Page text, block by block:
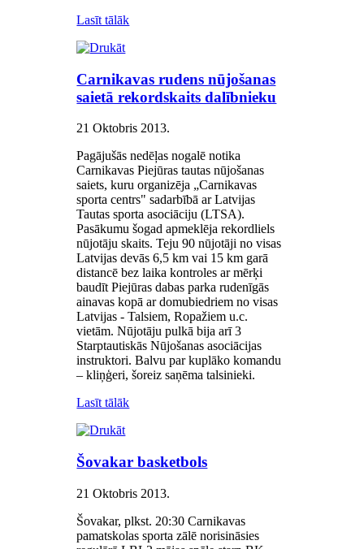
Lasīt tālāk
Carnikavas rudens nūjošanas
saietā rekordskaits dalībnieku
21 Oktobris 2013.
Pagājušās nedēļas nogalē notika
Carnikavas Piejūras tautas nūjošanas
saiets, kuru organizēja „Carnikavas
sporta centrs" sadarbībā ar Latvijas
Tautas sporta asociāciju (LTSA).
Pasākumu šogad apmeklēja rekordliels
nūjotāju skaits. Teju 90 nūjotāji no visas
Latvijas devās 6,5 km vai 15 km garā
distancē bez laika kontroles ar mērķi
baudīt Piejūras dabas parka rudenīgās
ainavas kopā ar domubiedriem no visas
Latvijas - Talsiem, Ropažiem u.c.
vietām. Nūjotāju pulkā bija arī 3
Starptautiskās Nūjošanas asociācijas
instruktori. Balvu par kuplāko komandu
– kliņģeri, šoreiz saņēma talsinieki.
Lasīt tālāk
Šovakar basketbols
21 Oktobris 2013.
Šovakar, plkst. 20:30 Carnikavas
pamatskolas sporta zālē norisināsies